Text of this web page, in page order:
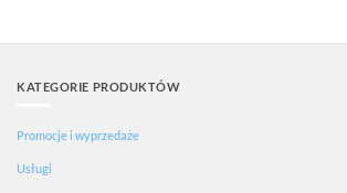
KATEGORIE PRODUKTÓW
Promocje i wyprzedaże
Usługi